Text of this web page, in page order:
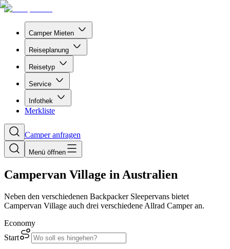
Camper Mieten
Reiseplanung
Reisetyp
Service
Infothek
Merkliste
Camper anfragen
Menü öffnen
Campervan Village in Australien
Neben den verschiedenen Backpacker Sleepervans bietet
Campervan Village auch drei verschiedene Allrad Camper an.
Economy
Start